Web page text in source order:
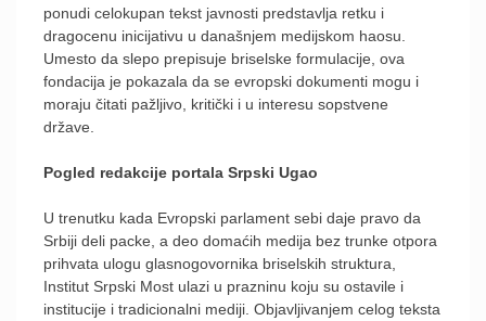
ponudi celokupan tekst javnosti predstavlja retku i
dragocenu inicijativu u današnjem medijskom haosu.
Umesto da slepo prepisuje briselske formulacije, ova
fondacija je pokazala da se evropski dokumenti mogu i
moraju čitati pažljivo, kritički i u interesu sopstvene
države.
Pogled redakcije portala Srpski Ugao
U trenutku kada Evropski parlament sebi daje pravo da
Srbiji deli packe, a deo domaćih medija bez trunke otpora
prihvata ulogu glasnogovornika briselskih struktura,
Institut Srpski Most ulazi u prazninu koju su ostavile i
institucije i tradicionalni mediji. Objavljivanjem celog teksta